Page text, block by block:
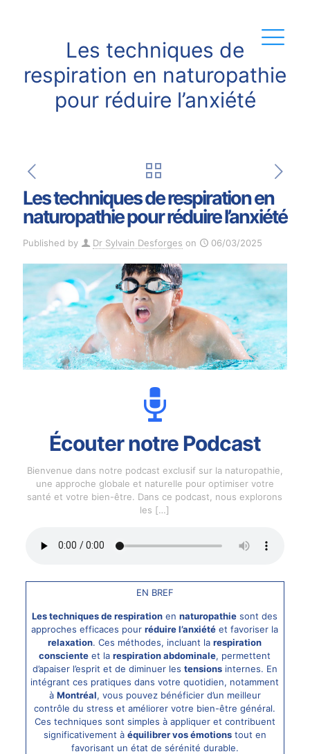
Les techniques de
respiration en naturopathie
pour réduire l’anxiété
Les techniques de respiration en
naturopathie pour réduire l’anxiété
Published by Dr Sylvain Desforges on 06/03/2025
Écouter notre Podcast
Bienvenue dans notre podcast exclusif sur la naturopathie,
une approche globale et naturelle pour optimiser votre
santé et votre bien-être. Dans ce podcast, nous explorons
les […]
EN BREF
Les techniques de respiration ennaturopathie sont des
approches efficaces pourréduire l’anxiété et favoriser la
relaxation. Ces méthodes, incluant larespiration
consciente et larespiration abdominale, permettent
d’apaiser l’esprit et de diminuer les tensionsinternes. En
intégrant ces pratiques dans votre quotidien, notamment
à Montréal, vous pouvez bénéficier d’un meilleur
contrôle du stress et améliorer votre bien-être général.
Ces techniques sont simples à appliquer et contribuent
significativement à équilibrer vos émotionstout en
favorisant un état de sérénité durable.